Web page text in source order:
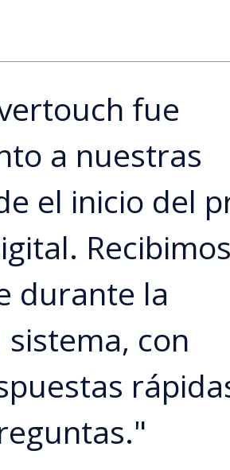
fue
a nuestras
el inicio del
durante la
con